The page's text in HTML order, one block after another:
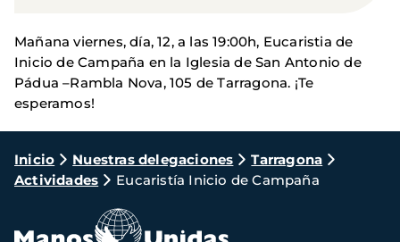
Mañana viernes, día, 12, a las 19:00h, Eucaristia de
Inicio de Campaña en la Iglesia de San Antonio de
Pádua –Rambla Nova, 105 de Tarragona. ¡Te
esperamos!
Ruta
de
navegación
Inicio Nuestras delegaciones
Tarragona
Actividades
Eucaristía Inicio de Campaña